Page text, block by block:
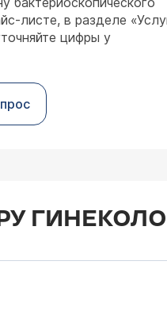
листе, в разделе
цифры у